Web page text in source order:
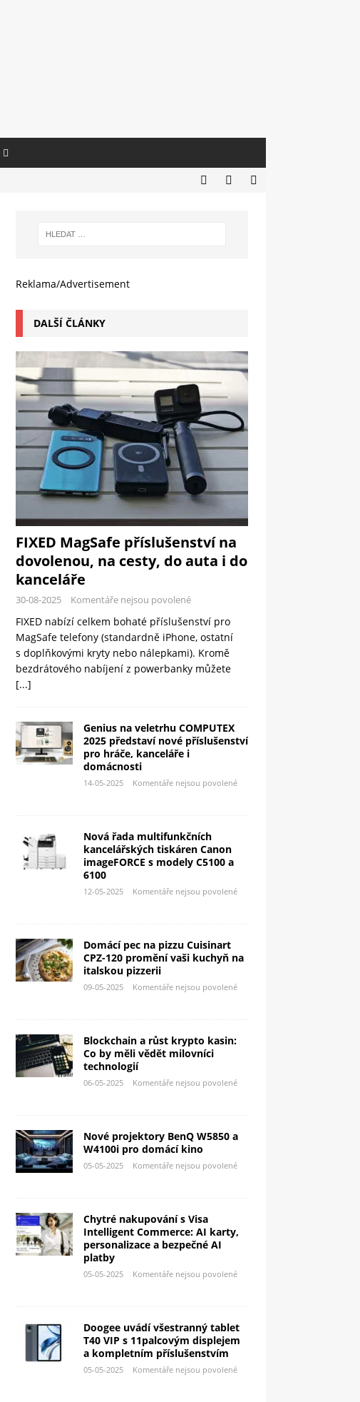
Reklama/Advertisement
DALŠÍ ČLÁNKY
FIXED MagSafe příslušenství na
dovolenou, na cesty, do auta i do
kanceláře
30-08-2025 Komentáře nejsou povolené
FIXED nabízí celkem bohaté příslušenství pro
MagSafe telefony (standardně iPhone, ostatní
s doplňkovými kryty nebo nálepkami). Kromě
bezdrátového nabíjení z powerbanky můžete
[...]
Genius na veletrhu COMPUTEX
2025 představí nové příslušenství
pro hráče, kanceláře i
domácnosti
14-05-2025 Komentáře nejsou povolené
Nová řada multifunkčních
kancelářských tiskáren Canon
imageFORCE s modely C5100 a
6100
12-05-2025 Komentáře nejsou povolené
Domácí pec na pizzu Cuisinart
CPZ-120 promění vaši kuchyň na
italskou pizzerii
09-05-2025 Komentáře nejsou povolené
Blockchain a růst krypto kasin:
Co by měli vědět milovníci
technologií
06-05-2025 Komentáře nejsou povolené
Nové projektory BenQ W5850 a
W4100i pro domácí kino
05-05-2025 Komentáře nejsou povolené
Chytré nakupování s Visa
Intelligent Commerce: AI karty,
personalizace a bezpečné AI
platby
05-05-2025 Komentáře nejsou povolené
Doogee uvádí všestranný tablet
T40 VIP s 11palcovým displejem
a kompletním příslušenstvím
05-05-2025 Komentáře nejsou povolené